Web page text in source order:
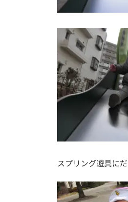
スプリング遊具に